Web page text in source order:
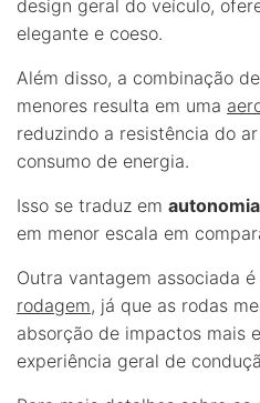
design geral do veículo,
elegante e coeso.
Além disso, a combinação
menores resulta em uma
reduzindo a resistência do
consumo de energia.
Isso se traduz em
em menor escala em
Outra vantagem associada é
rodagem, já que as rodas
absorção de impactos mais
experiência geral de